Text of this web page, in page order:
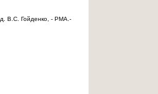
В.С. Гойденко, - РМА.-